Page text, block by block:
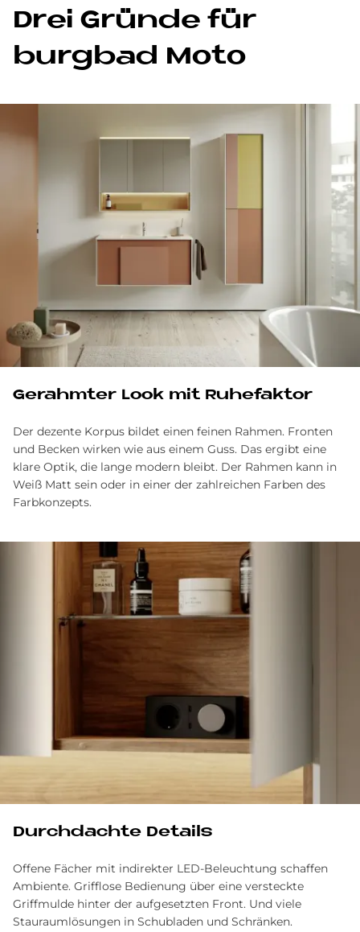
Drei Grün­de für
burg­bad Moto
Ge­rahm­ter Look mit Ru­he­fak­tor
Der dezente Korpus bildet einen feinen Rahmen. Fronten
und Becken wirken wie aus einem Guss. Das ergibt eine
klare Optik, die lange modern bleibt. Der Rahmen kann in
Weiß Matt sein oder in einer der zahlreichen Farben des
Farbkonzepts.
Durch­dach­te De­tails
Offene Fächer mit indirekter LED-Beleuchtung schaffen
Ambiente. Grifflose Bedienung über eine versteckte
Griffmulde hinter der aufgesetzten Front. Und viele
Stauraumlösungen in Schubladen und Schränken.